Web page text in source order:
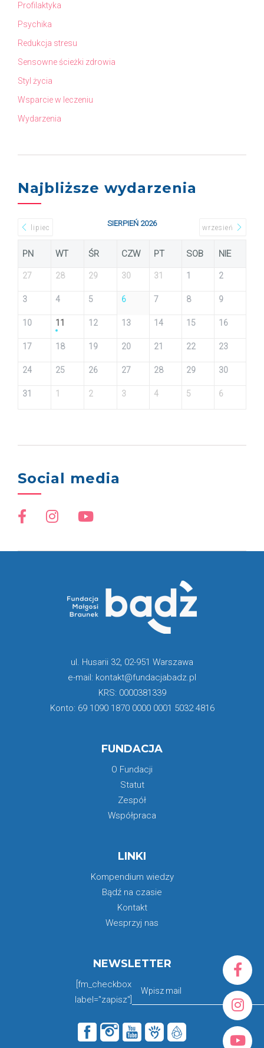
Profilaktyka
Psychika
Redukcja stresu
Sensowne ścieżki zdrowia
Styl życia
Wsparcie w leczeniu
Wydarzenia
Najbliższe wydarzenia
lipiec SIERPIEŃ 2026 wrzesień
PN WT ŚR CZW PT SOB NIE
27 28 29 30 31 1 2
3 4 5 6 7 8 9
10 11 12 13 14 15 16
17 18 19 20 21 22 23
24 25 26 27 28 29 30
31 1 2 3 4 5 6
Social media
ul. Husarii 32, 02-951 Warszawa
e-mail: kontakt@fundacjabadz.pl
KRS: 0000381339
Konto: 69 1090 1870 0000 0001 5032 4816
FUNDACJA
O Fundacji
Statut
Zespół
Współpraca
LINKI
Kompendium wiedzy
Bądź na czasie
Kontakt
Wesprzyj nas
NEWSLETTER
[fm_checkbox
label="zapisz"]